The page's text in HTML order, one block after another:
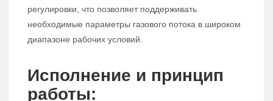
регулировки, что позволяет поддерживать
необходимые параметры газового потока в широком
диапазоне рабочих условий.
Исполнение и принцип
работы: